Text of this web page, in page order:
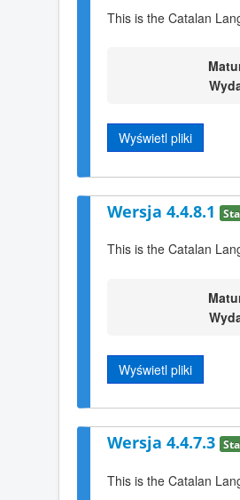
This is the Catalan
Wyświetl pliki
Wersja 4.4.8.1
This is the Catalan
Wyświetl pliki
Wersja 4.4.7.3
This is the Catalan